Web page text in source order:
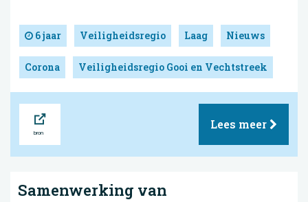
6 jaar Veiligheidsregio Laag Nieuws
Corona Veiligheidsregio Gooi en Vechtstreek
Lees meer
Samenwerking van